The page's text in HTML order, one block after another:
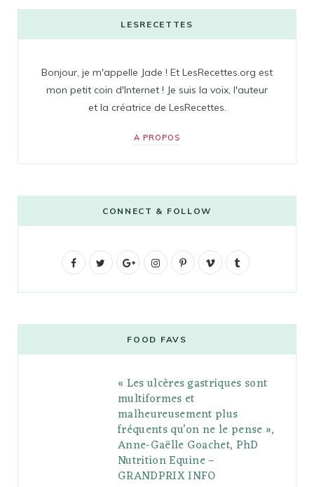
LESRECETTES
Bonjour, je m'appelle Jade ! Et LesRecettes.org est
mon petit coin d'Internet ! Je suis la voix, l'auteur
et la créatrice de LesRecettes.
A PROPOS
CONNECT & FOLLOW
F
b
t
G
g
l
e
P
l
s
I
t
a
g
r
a
m
P
e
r
e
s
V
o
l
r
FOOD FAVS
« Les ulcères gastriques sont
multiformes et
malheureusement plus
fréquents qu’on ne le pense »,
Anne-Gaëlle Goachet, PhD
Nutrition Equine –
GRANDPRIX INFO